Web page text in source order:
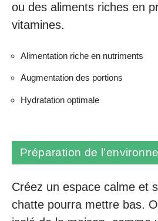
ou des aliments riches en
vitamines.
Alimentation riche en nutriments
Augmentation des portions
Hydratation optimale
Préparation de
Créez un espace calme et
chatte pourra mettre bas.